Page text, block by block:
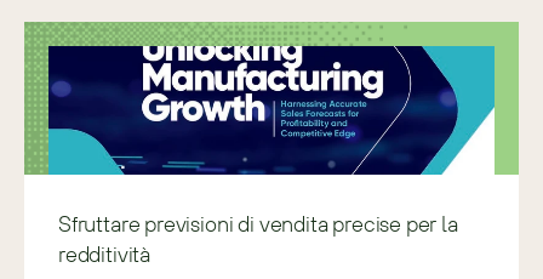
Sfruttare previsioni di vendita precise per la
redditività